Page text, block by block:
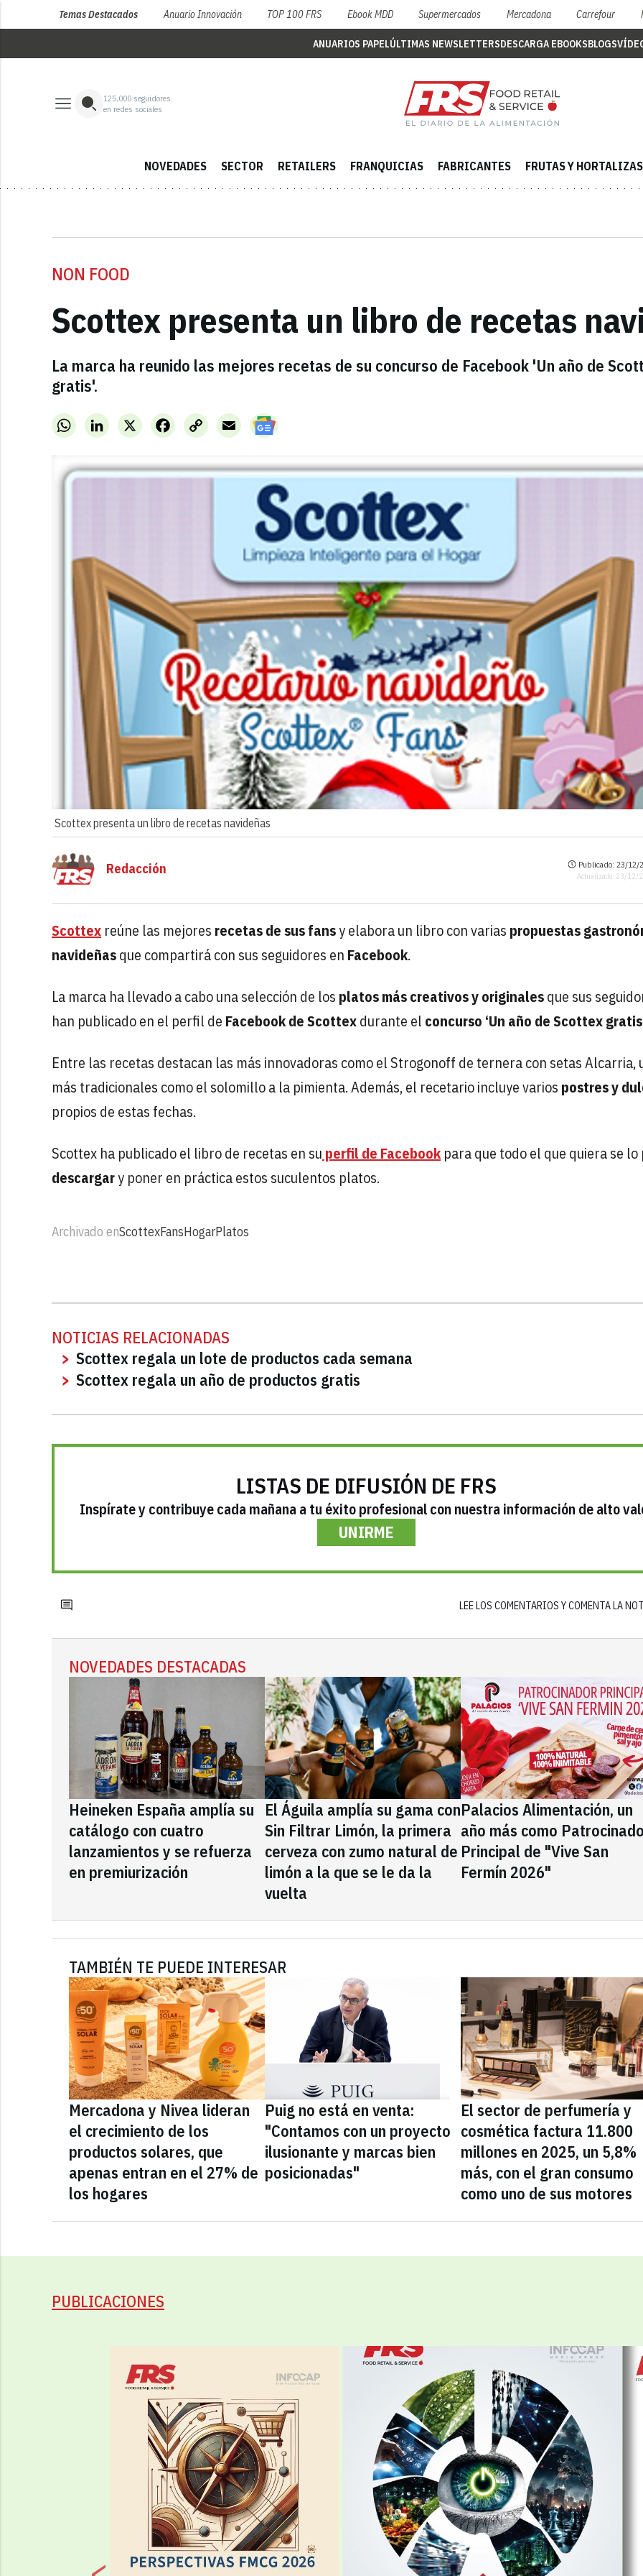
Temas Destacados Anuario Innovación TOP 100 FRS Ebook MDD Supermercados Mercadona Carrefour
ANUARIOS PAPELÚLTIMAS NEWSLETTERSDESCARGA EBOOKSBLOGS
125,000 seguidores
en redes sociales
NOVEDADES SECTOR RETAILERS FRANQUICIAS FABRICANTES FRUTAS Y HORTALIZAS
NON FOOD
Scottex presenta un libro de recetas
La marca ha reunido las mejores recetas de su concurso de Facebook 'Un año de
gratis'.
WhatsAppLinkedInX FacebookCopy
Link
Email
Scottex presenta un libro de recetas navideñas
Redacción Publicado: 23/12/
Actualizado: 23/12/
Scottex reúne las mejores recetas de sus fansy elabora un libro con varias propuestas
navideñasque compartirá con sus seguidores en Facebook.
La marca ha llevado a cabo una selección de los platos más creativos y originalesque sus
han publicado en el perfil de Facebook de Scottexdurante el concurso ‘Un año de Scottex
Entre las recetas destacan las más innovadoras como el Strogonoff de ternera con setas Alcarria,
más tradicionales como el solomillo a la pimienta. Además, el recetario incluye varios postres y
propios de estas fechas.
Scottex ha publicado el libro de recetas en su perfil de Facebook para que todo el que quiera se lo
descargary poner en práctica estos suculentos platos.
Archivado enScottexFansHogarPlatos
NOTICIAS RELACIONADAS
Scottex regala un lote de productos cada semana
Scottex regala un año de productos gratis
LISTAS DE DIFUSIÓN DE FRS
Inspírate y contribuye cada mañana a tu éxito profesional con nuestra información de alto
UNIRME
LEE LOS COMENTARIOS Y COMENTA LA
NOVEDADES DESTACADAS
Heineken España amplía su
catálogo con cuatro
lanzamientos y se refuerza
en premiurización
El Águila amplía su gama con
Sin Filtrar Limón, la primera
cerveza con zumo natural de
limón a la que se le da la
vuelta
Palacios Alimentación, un
año más como
Principal de "Vive San
Fermín 2026"
TAMBIÉN TE PUEDE INTERESAR
Mercadona y Nivea lideran
el crecimiento de los
productos solares, que
apenas entran en el 27% de
los hogares
Puig no está en venta:
"Contamos con un proyecto
ilusionante y marcas bien
posicionadas"
El sector de perfumería y
cosmética factura 11.800
millones en 2025, un 5,8%
más, con el gran consumo
como uno de sus motores
PUBLICACIONES